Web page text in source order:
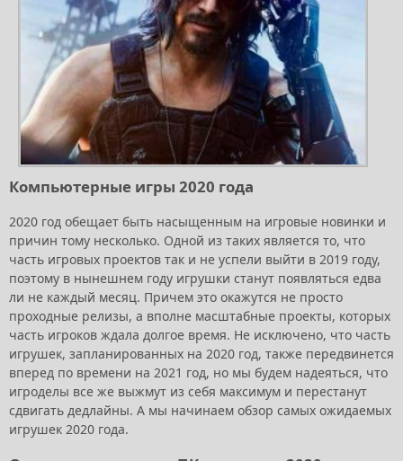
Компьютерные игры 2020 года
2020 год обещает быть насыщенным на игровые новинки и
причин тому несколько. Одной из таких является то, что
часть игровых проектов так и не успели выйти в 2019 году,
поэтому в нынешнем году игрушки станут появляться едва
ли не каждый месяц. Причем это окажутся не просто
проходные релизы, а вполне масштабные проекты, которых
часть игроков ждала долгое время. Не исключено, что часть
игрушек, запланированных на 2020 год, также передвинется
вперед по времени на 2021 год, но мы будем надеяться, что
игроделы все же выжмут из себя максимум и перестанут
сдвигать дедлайны. А мы начинаем обзор самых ожидаемых
игрушек 2020 года.